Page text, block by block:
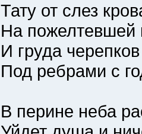
Тату от слез
На пожелтевшей
И груда
Под ребрами с
В перине неба